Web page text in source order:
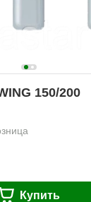
150/200
Купить